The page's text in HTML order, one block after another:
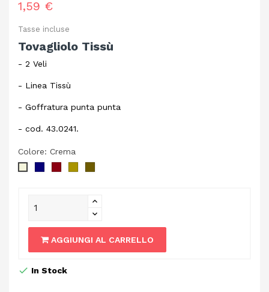
1,59 €
Tasse incluse
Tovagliolo Tissù
- 2 Veli
- Linea Tissù
- Goffratura punta punta
- cod. 43.0241.
Colore: Crema
AGGIUNGI AL CARRELLO
In Stock